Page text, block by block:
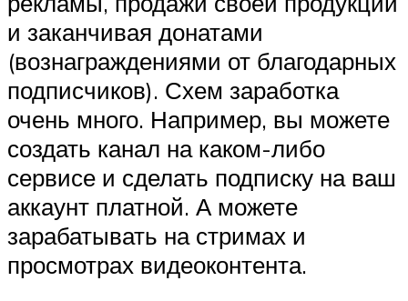
и заканчивая донатами
(вознаграждениями от благодарных
подписчиков). Схем заработка
очень много. Например, вы можете
создать канал на каком-либо
сервисе и сделать подписку на ваш
аккаунт платной. А можете
зарабатывать на стримах и
просмотрах видеоконтента.